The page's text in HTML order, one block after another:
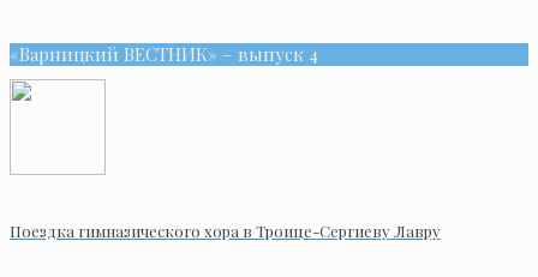
«Варницкий ВЕСТНИК» – выпуск 4
Поездка гимназического хора в Троице-Сергиеву Лавру